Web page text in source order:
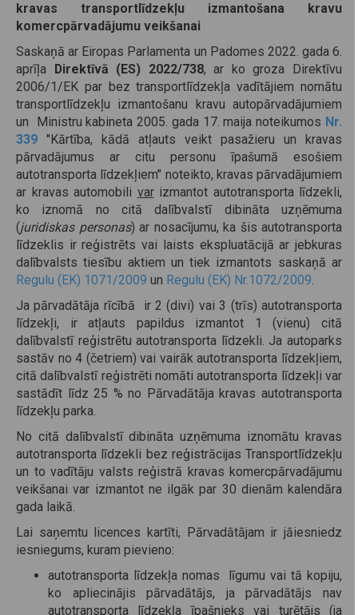
kravas transportlīdzekļu izmantošana kravu
komercpārvadājumu veikšanai
Saskaņā ar Eiropas Parlamenta un Padomes 2022. gada 6.
aprīļa
Direktīvā (ES) 2022/738, ar ko groza Direktīvu
2006/1/EK par bez transportlīdzekļa vadītājiem nomātu
transportlīdzekļu izmantošanu kravu autopārvadājumiem
un Ministru kabineta 2005. gada 17. maija noteikumos Nr.
339 "Kārtība, kādā atļauts veikt pasažieru un kravas
pārvadājumus ar citu personu īpašumā esošiem
autotransporta līdzekļiem" noteikto, kravas pārvadājumiem
ar kravas automobili varizmantot autotransporta līdzekli,
ko iznomā no citā dalībvalstī dibināta uzņēmuma
(juridiskas personas) ar nosacījumu, ka šis autotransporta
līdzeklis ir reģistrēts vai laists ekspluatācijā ar jebkuras
dalībvalsts tiesību aktiem un tiek izmantots saskaņā ar
Regulu (EK) 1071/2009 un Regulu (EK) Nr.1072/2009.
Ja pārvadātāja rīcībā ir 2 (divi) vai 3 (trīs) autotransporta
līdzekļi, ir atļauts papildus izmantot 1 (vienu) citā
dalībvalstī reģistrētu autotransporta līdzekli. Ja autoparks
sastāv no 4 (četriem) vai vairāk autotransporta līdzekļiem,
citā dalībvalstī reģistrēti nomāti autotransporta līdzekļi var
sastādīt līdz 25 % no Pārvadātāja kravas autotransporta
līdzekļu parka.
No citā dalībvalstī dibināta uzņēmuma iznomātu kravas
autotransporta līdzekli bez reģistrācijas Transportlīdzekļu
un to vadītāju valsts reģistrā kravas komercpārvadājumu
veikšanai var izmantot ne ilgāk par 30 dienām kalendāra
gada laikā.
Lai saņemtu licences kartīti, Pārvadātājam ir jāiesniedz
iesniegums, kuram pievieno:
autotransporta līdzekļa nomas līgumu vai tā kopiju,
ko apliecinājis pārvadātājs, ja pārvadātājs nav
autotransporta līdzekļa īpašnieks vai turētājs (ja